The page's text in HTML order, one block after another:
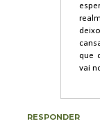
que
vai
RESPONDER